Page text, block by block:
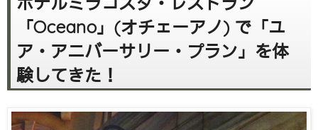
「Oceano」(オチェーアノ) で「ユ
ア・アニバーサリー・プラン」を体
験してきた！